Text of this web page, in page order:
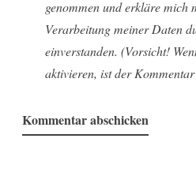
genommen und erkläre mich
Verarbeitung meiner Daten
einverstanden. (Vorsicht!
aktivieren, ist der